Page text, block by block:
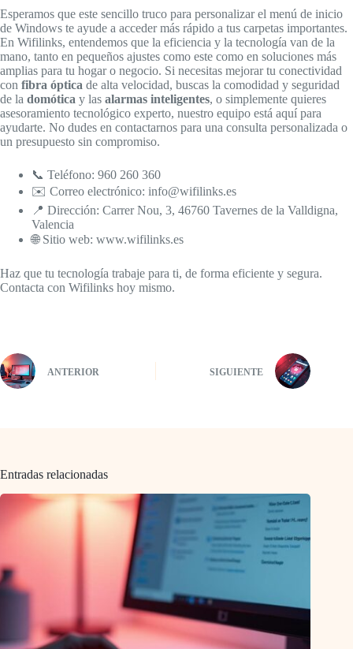
Esperamos que este sencillo truco para personalizar el menú de inicio
de Windows te ayude a acceder más rápido a tus carpetas importantes.
En Wifilinks, entendemos que la eficiencia y la tecnología van de la
mano, tanto en pequeños ajustes como este como en soluciones más
amplias para tu hogar o negocio. Si necesitas mejorar tu conectividad
con fibra óptica de alta velocidad, buscas la comodidad y seguridad
de la domótica y las alarmas inteligentes, o simplemente quieres
asesoramiento tecnológico experto, nuestro equipo está aquí para
ayudarte. No dudes en contactarnos para una consulta personalizada o
un presupuesto sin compromiso.
📞 Teléfono: 960 260 360
✉️ Correo electrónico: info@wifilinks.es
📍 Dirección: Carrer Nou, 3, 46760 Tavernes de la Valldigna,
Valencia
🌐 Sitio web: www.wifilinks.es
Haz que tu tecnología trabaje para ti, de forma eficiente y segura.
Contacta con Wifilinks hoy mismo.
ANTERIOR SIGUIENTE
Entradas relacionadas